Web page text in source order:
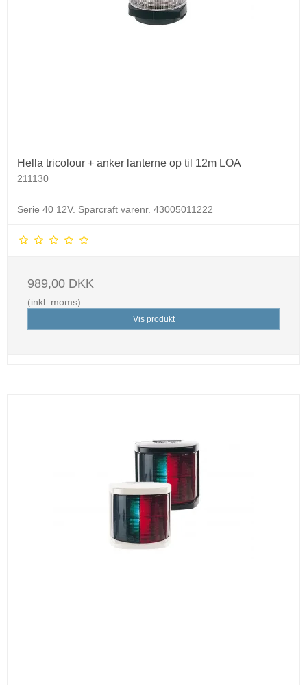
Hella tricolour + anker lanterne op til 12m LOA
211130
Serie 40 12V. Sparcraft varenr. 43005011222
989,00 DKK
(inkl. moms)
Vis produkt